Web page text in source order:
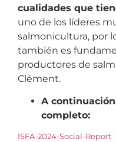
cualidades que
uno de los líderes
salmonicultura, por
también es
productores de
Clément.
A
completo:
ISFA-2024-Social-Report